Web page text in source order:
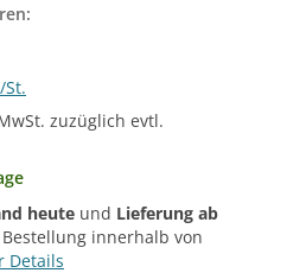
zuzüglich evtl.
heute und Lieferung ab
innerhalb von
Details